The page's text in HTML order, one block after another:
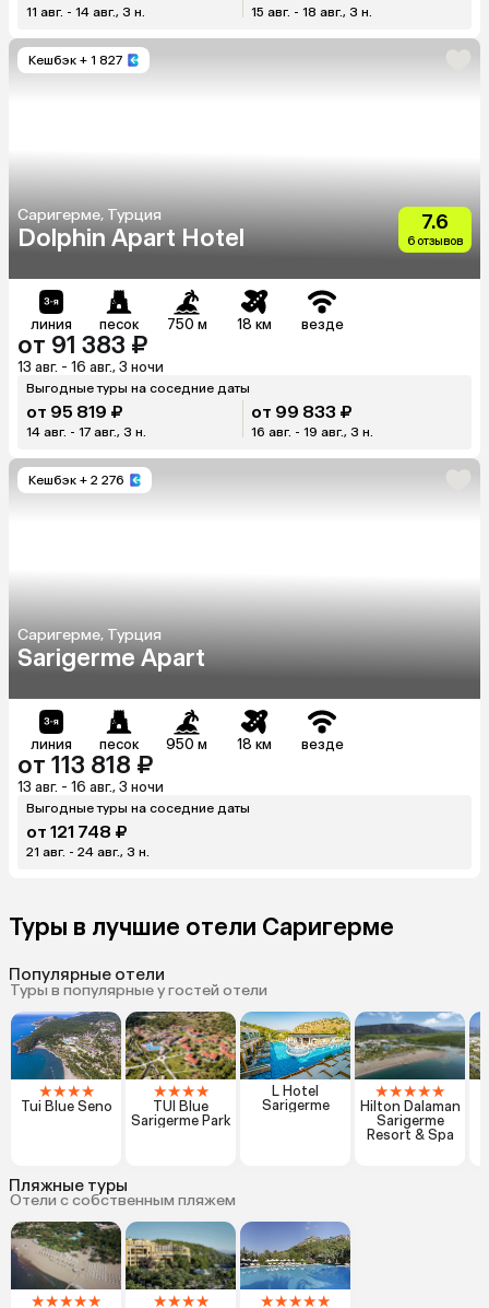
11 авг. - 14 авг., 3 н. 15 авг. - 18 авг., 3 н.
Кешбэк + 1 827
Саригерме, Турция
Dolphin Apart Hotel
7.6
6 отзывов
линия песок 750 м 18 км везде
от 91 383 ₽
13 авг. - 16 авг., 3 ночи
Выгодные туры на соседние даты
от 95 819 ₽
14 авг. - 17 авг., 3 н.
от 99 833 ₽
16 авг. - 19 авг., 3 н.
Кешбэк + 2 276
Саригерме, Турция
Sarigerme Apart
линия песок 950 м 18 км везде
от 113 818 ₽
13 авг. - 16 авг., 3 ночи
Выгодные туры на соседние даты
от 121 748 ₽
21 авг. - 24 авг., 3 н.
Туры в лучшие отели Саригерме
Популярные отели
Туры в популярные у гостей отели
★★★★
Tui Blue Seno
★★★★
TUI Blue
Sarigerme Park
L Hotel
Sarigerme
★★★★★
Hilton Dalaman
Sarigerme
Resort & Spa
Пляжные туры
Отели с собственным пляжем
★★★★★ ★★★★ ★★★★★